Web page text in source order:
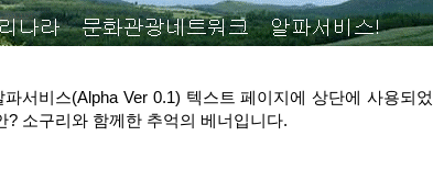
파서비스(Alpha Ver 0.1) 텍스트 페이지에 상단에 사용되
? 소구리와 함께한 추억의 베너입니다.